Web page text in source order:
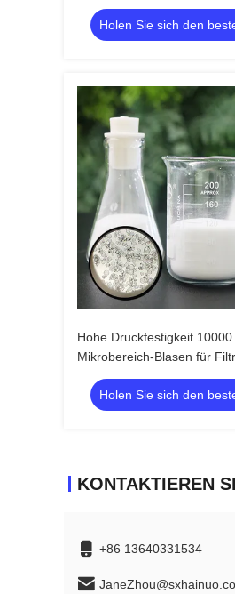
thermisches Management
Holen Sie sich den
Hohe Druckfestigkeit
Mikrobereich-Blasen für
Holen Sie sich den
+86 13640331534